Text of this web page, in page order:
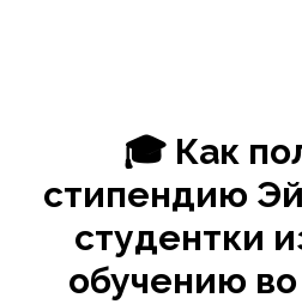
🎓 Как
стипендию
студентки
обучению